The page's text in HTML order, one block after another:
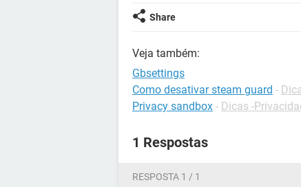
Share
Veja também:
Gbsettings
Como desativar steam guard -
Privacy sandbox - Dicas -
1 Respostas
RESPOSTA 1 / 1